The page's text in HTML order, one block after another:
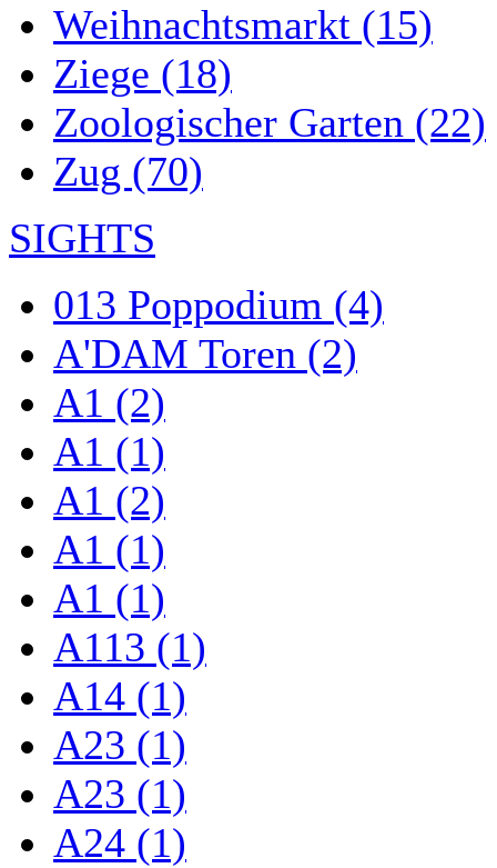
Weihnachtsmarkt (15)
Ziege (18)
Zoologischer Garten (22)
Zug (70)
SIGHTS
013 Poppodium (4)
A'DAM Toren (2)
A1 (2)
A1 (1)
A1 (2)
A1 (1)
A1 (1)
A113 (1)
A14 (1)
A23 (1)
A23 (1)
A24 (1)